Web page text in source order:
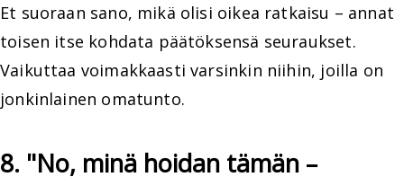
Et suoraan sano, mikä olisi oikea ratkaisu – annat
toisen itse kohdata päätöksensä seuraukset.
Vaikuttaa voimakkaasti varsinkin niihin, joilla on
jonkinlainen omatunto.
8. "No, minä hoidan tämän –